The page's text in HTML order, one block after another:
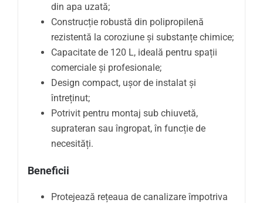
din apa uzată;
Construcție robustă din polipropilenă
rezistentă la coroziune și substanțe chimice;
Capacitate de 120 L, ideală pentru spații
comerciale și profesionale;
Design compact, ușor de instalat și
întreținut;
Potrivit pentru montaj sub chiuvetă,
suprateran sau îngropat, în funcție de
necesități.
Beneficii
Protejează rețeaua de canalizare împotriva